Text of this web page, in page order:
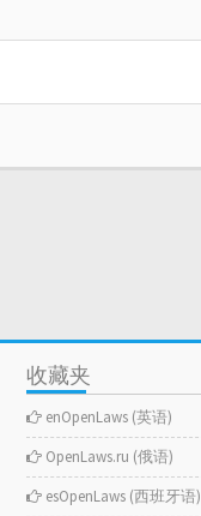
收藏夹
enOpenLaws (英语)
OpenLaws.ru (俄语)
esOpenLaws (西班牙语)